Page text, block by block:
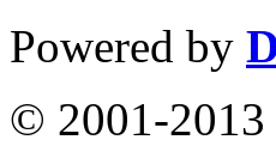
Powered by
© 2001-2013